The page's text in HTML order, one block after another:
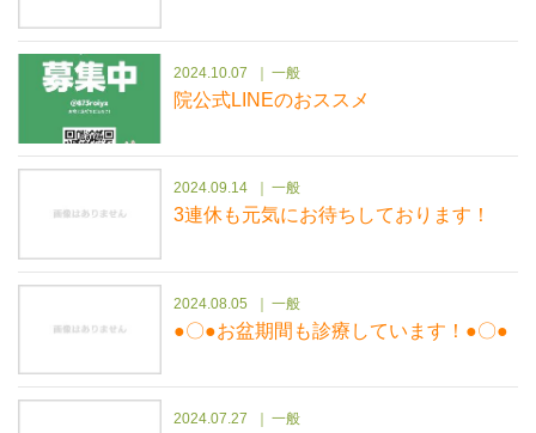
2024.10.07 一般
院公式LINEのおススメ
2024.09.14 一般
3連休も元気にお待ちしております！
2024.08.05 一般
●〇●お盆期間も診療しています！●〇●
2024.07.27 一般